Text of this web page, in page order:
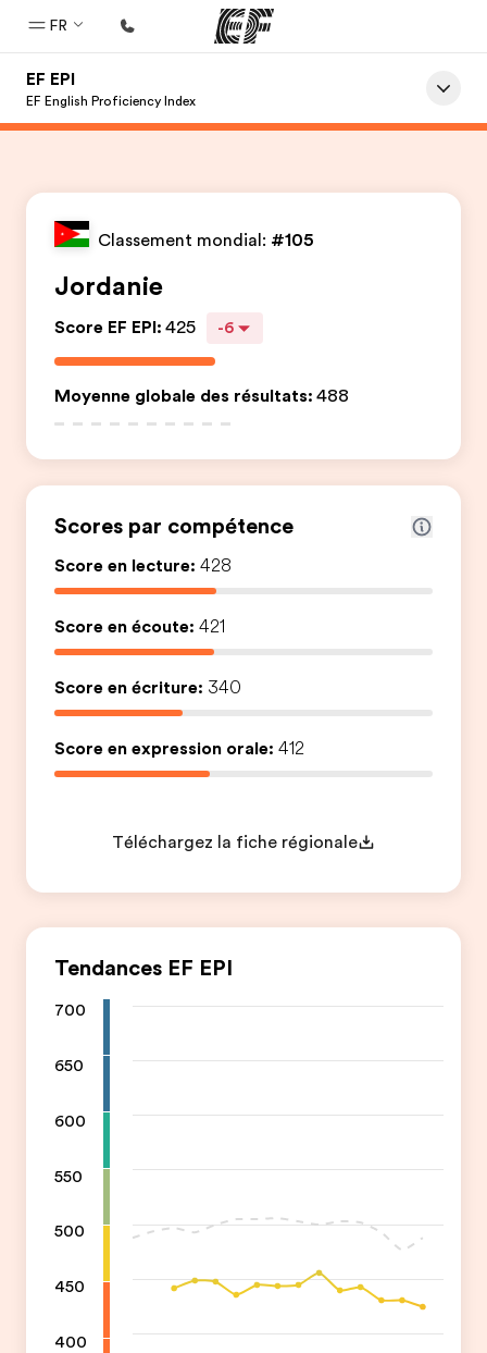
FR
Accueil
Trouver un bureau
A propos de nous
EF recrute
Rejoignez nos équipes
EF EPI
EF English Proficiency Index
Classement mondial: #105
Jordanie
Score EF EPI: 425 -6
Moyenne globale des résultats: 488
Scores par compétence
Score en lecture: 428
Score en écoute: 421
Score en écriture: 340
Score en expression orale: 412
Téléchargez la fiche régionale
Tendances EF EPI
700
650
600
550
500
450
400